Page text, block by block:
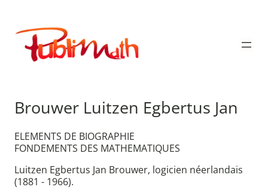
contenu
Publimath
Brouwer Luitzen Egbertus Jan
ELEMENTS DE BIOGRAPHIE
FONDEMENTS DES MATHEMATIQUES
Luitzen Egbertus Jan Brouwer, logicien néerlandais
(1881 - 1966).